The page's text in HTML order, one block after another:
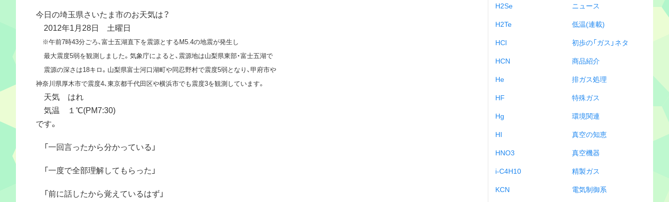
今日の埼玉県さいたま市のお天気は？
2012年1月28日 土曜日
※午前7時43分ごろ、富士五湖直下を震源とするM5.4の地震が発生し
最大震度5弱を観測しました。気象庁によると、震源地は山梨県東部・富士五湖で
震源の深さは18キロ。山梨県富士河口湖町や同忍野村で震度5弱となり、甲府市や
神奈川県厚木市で震度4、東京都千代田区や横浜市でも震度3を観測しています。
天気 はれ
気温 １℃(PM7:30)
です。
「一回言ったから分かっている」
「一度で全部理解してもらった」
「前に話したから覚えているはず」
H2Se
H2Te
HCl
HCN
He
HF
Hg
HI
HNO3
i-C4H10
KCN
ニュース
低温(連載)
初歩の「ガス」ネタ
商品紹介
排ガス処理
特殊ガス
環境関連
真空の知恵
真空機器
精製ガス
電気制御系